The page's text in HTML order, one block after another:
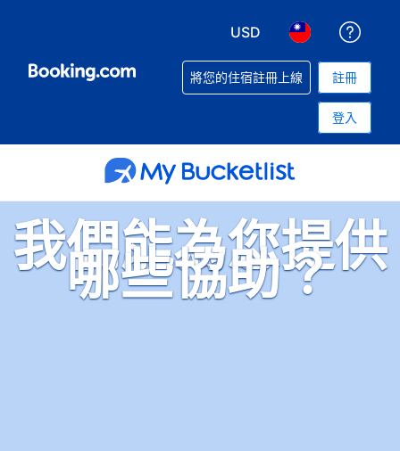
USD
將您的住宿註冊上線 註冊
登入
我們能為您提供
哪些協助？